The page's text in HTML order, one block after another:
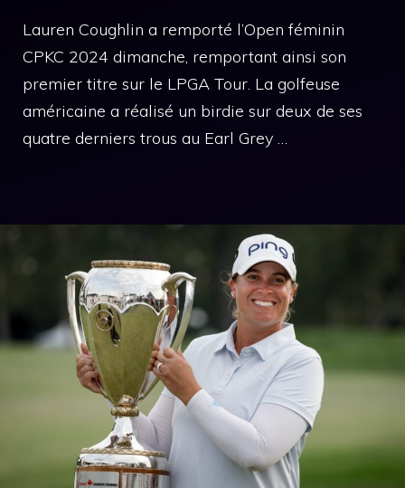
Lauren Coughlin a remporté l’Open féminin
CPKC 2024 dimanche, remportant ainsi son
premier titre sur le LPGA Tour. La golfeuse
américaine a réalisé un birdie sur deux de ses
quatre derniers trous au Earl Grey …